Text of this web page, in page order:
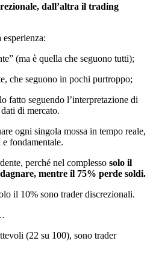
dall’altra il trading
(ma è quella che seguono tutti);
che seguono in pochi purtroppo;
fatto seguendo l’interpretazione di
di mercato.
ogni singola mossa in tempo reale,
e fondamentale.
perché nel complesso solo il
mentre il 75% perde soldi.
il 10% sono trader discrezionali.
(22 su 100), sono trader